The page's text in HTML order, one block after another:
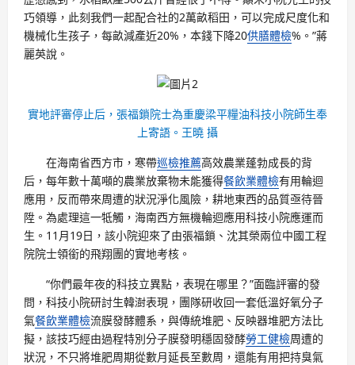
巧領導，此刻我們一起配合社的2萬畝稻田，可以完成尺度化和
機械化生孩子，每畝減產近20%，本錢下降20供膳體檢%。”蔣
麗英說。
實地評審停止后，張福鎖院士為重慶梁平糧油科技小院師生奉
上寄語。王曉 攝
在海南省西方市，寒帶巡檢推薦高效農業蓬勃成長的背
后，每年數十萬噸的農業放棄物未能獲得餐飲業體檢有用輪迴
應用，反而帶來周遭的狀況淨化風險，耕地東西的品質亟待晉
陞。為處理這一牴觸，海南西方無機輪迴應用科技小院應運而
生。11月19日，該小院迎來了由張福鎖、沈其榮兩位中國工程
院院士領銜的飛翔團的實地考核。
“你們最年夜的科技立異點，表現在哪里？”面臨評審的發
問，科技小院研討生韓澍表現，團隊研收回一套低溫好氧分子
氣餐飲業體檢流膜發酵體系，與傳統堆肥、反映器堆肥方法比
擬，該技巧經由過程特別分子膜發明穩固發酵勞工健檢周遭的
狀況，不只將堆肥周期從數月延長至數周，還能有用把持臭氣